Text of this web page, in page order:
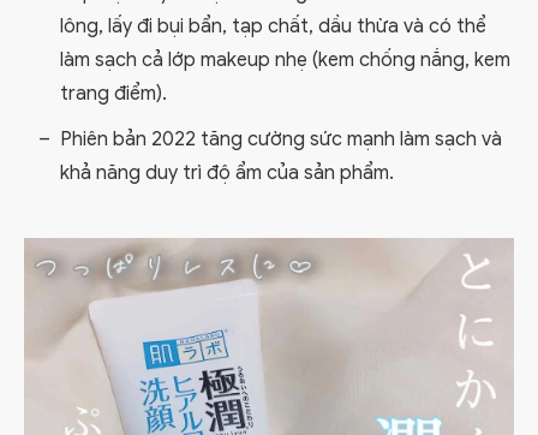
lông, lấy đi bụi bẩn, tạp chất, dầu thừa và có thể
làm sạch cả lớp makeup nhẹ (kem chống nắng, kem
trang điểm).
Phiên bản 2022 tăng cường sức mạnh làm sạch và
khả năng duy trì độ ẩm của sản phẩm.